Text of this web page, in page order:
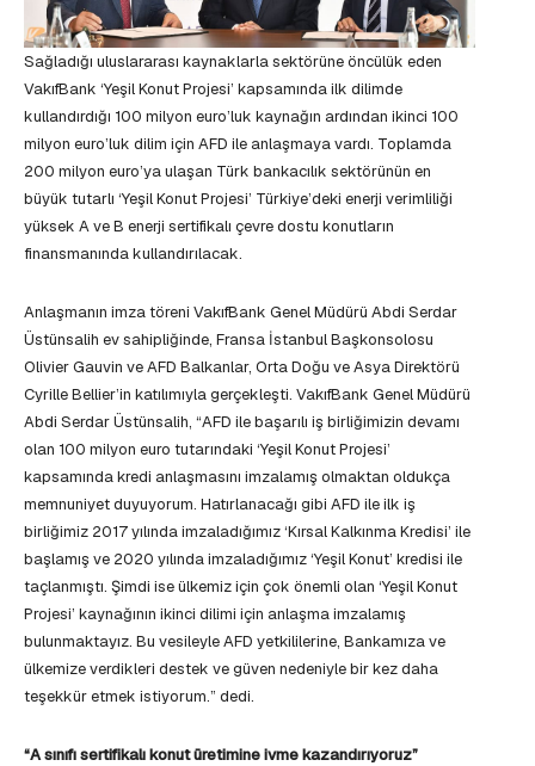
Sağladığı uluslararası kaynaklarla sektörüne öncülük eden
VakıfBank ‘Yeşil Konut Projesi’ kapsamında ilk dilimde
kullandırdığı 100 milyon euro’luk kaynağın ardından ikinci 100
milyon euro’luk dilim için AFD ile anlaşmaya vardı. Toplamda
200 milyon euro’ya ulaşan Türk bankacılık sektörünün en
büyük tutarlı ‘Yeşil Konut Projesi’ Türkiye’deki enerji verimliliği
yüksek A ve B enerji sertifikalı çevre dostu konutların
finansmanında kullandırılacak.
Anlaşmanın imza töreni VakıfBank Genel Müdürü Abdi Serdar
Üstünsalih ev sahipliğinde, Fransa İstanbul Başkonsolosu
Olivier Gauvin ve AFD Balkanlar, Orta Doğu ve Asya Direktörü
Cyrille Bellier’in katılımıyla gerçekleşti. VakıfBank Genel Müdürü
Abdi Serdar Üstünsalih, “AFD ile başarılı iş birliğimizin devamı
olan 100 milyon euro tutarındaki ‘Yeşil Konut Projesi’
kapsamında kredi anlaşmasını imzalamış olmaktan oldukça
memnuniyet duyuyorum. Hatırlanacağı gibi AFD ile ilk iş
birliğimiz 2017 yılında imzaladığımız ‘Kırsal Kalkınma Kredisi’ ile
başlamış ve 2020 yılında imzaladığımız ‘Yeşil Konut’ kredisi ile
taçlanmıştı. Şimdi ise ülkemiz için çok önemli olan ‘Yeşil Konut
Projesi’ kaynağının ikinci dilimi için anlaşma imzalamış
bulunmaktayız. Bu vesileyle AFD yetkililerine, Bankamıza ve
ülkemize verdikleri destek ve güven nedeniyle bir kez daha
teşekkür etmek istiyorum.” dedi.
“A sınıfı sertifikalı konut üretimine ivme kazandırıyoruz”